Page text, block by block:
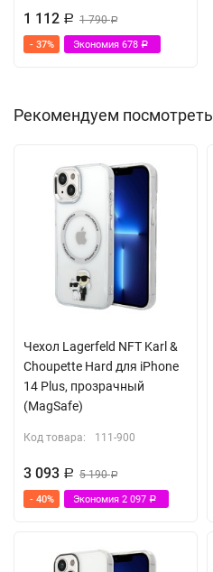
1 112 Р 1 790Р
- 37% Экономия 678 Р
Рекомендуем посмотреть
Чехол Lagerfeld NFT Karl &
Choupette Hard для iPhone
14 Plus, прозрачный
(MagSafe)
Код товара: 111-900
3 093 Р 5 190Р
- 40% Экономия 2 097 Р